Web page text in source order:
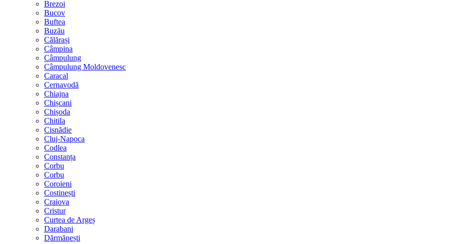
Brezoi
Bucov
Buftea
Buzău
Călărași
Câmpina
Câmpulung
Câmpulung Moldovenesc
Caracal
Cernavodă
Chiajna
Chișcani
Chișoda
Chitila
Cisnădie
Cluj-Napoca
Codlea
Constanța
Corbu
Corbu
Coroieni
Costinești
Craiova
Cristur
Curtea de Argeș
Darabani
Dărmănești